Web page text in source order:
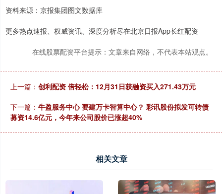
资料来源：京报集团图文数据库
更多热点速报、权威资讯、深度分析尽在北京日报App长红配资
在线股票配资平台提示：文章来自网络，不代表本站观点。
上一篇： 创利配资 倍轻松：12月31日获融资买入271.43万元
下一篇： 牛盈服务中心 要建万卡智算中心？ 彩讯股份拟发可转债
募资14.6亿元，今年来公司股价已涨超40%
相关文章